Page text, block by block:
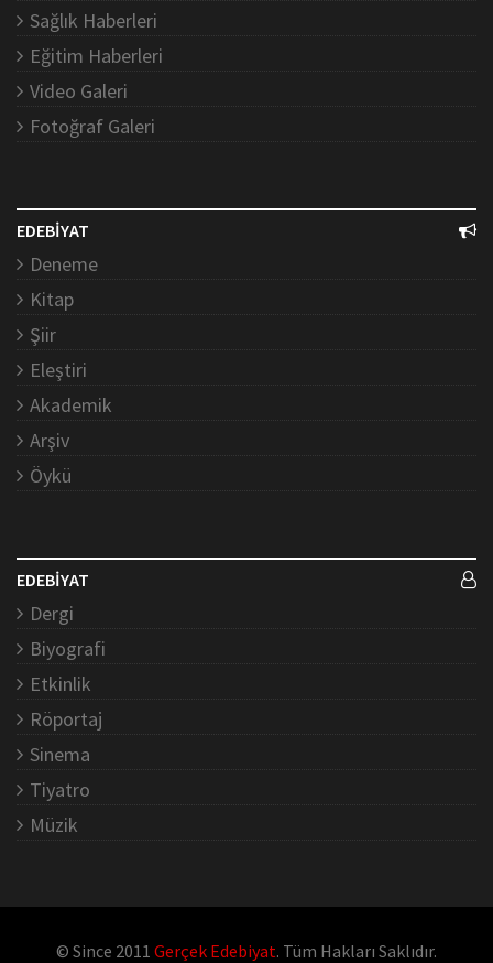
Sağlık Haberleri
Eğitim Haberleri
Video Galeri
Fotoğraf Galeri
EDEBİYAT
Deneme
Kitap
Şiir
Eleştiri
Akademik
Arşiv
Öykü
EDEBİYAT
Dergi
Biyografi
Etkinlik
Röportaj
Sinema
Tiyatro
Müzik
© Since 2011 Gerçek Edebiyat. Tüm Hakları Saklıdır.